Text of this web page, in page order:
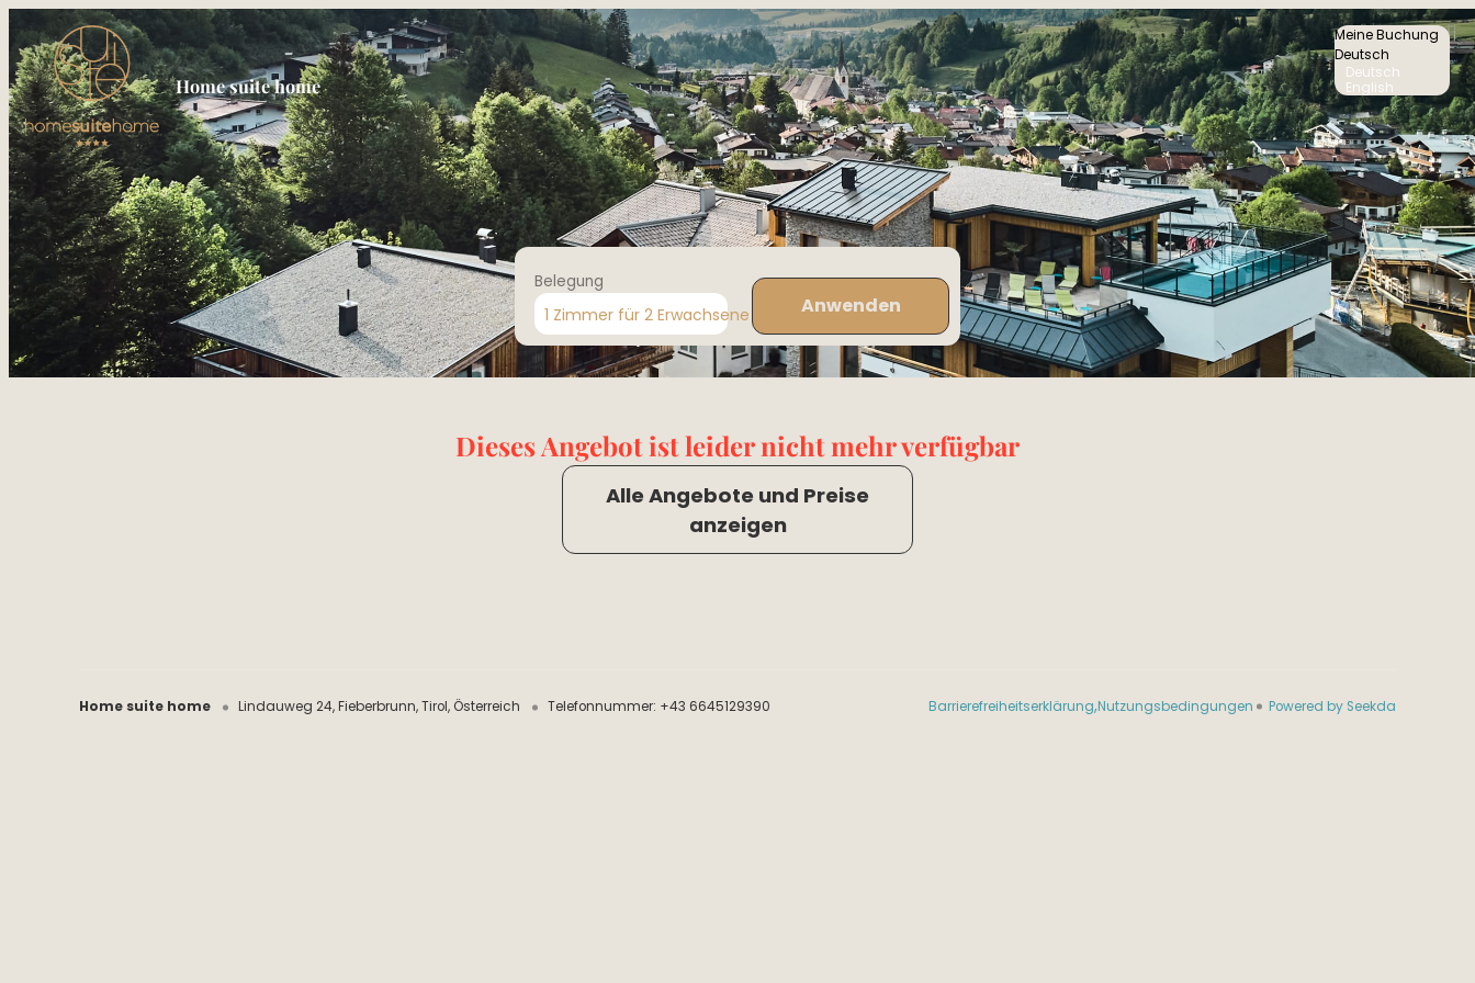
Home suite home
Belegung
1 Zimmer für 2 Erwachsene Anwenden
Meine Buchung
Deutsch
Deutsch
English
Dieses Angebot ist leider nicht mehr verfügbar
Alle Angebote und Preise
anzeigen
Home suite home Lindauweg 24 Fieberbrunn Tirol Österreich Telefonnummer: +43 6645129390 Barrierefreiheitserklärung Nutzungsbedingungen Powered by Seekda